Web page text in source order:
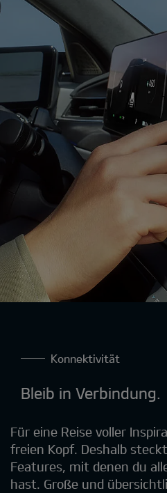
Konnektivität
Bleib in Verbindung.
Für eine Reise voller
freien Kopf. Deshalb
Features, mit denen du
hast. Große und